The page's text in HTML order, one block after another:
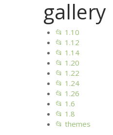
gallery
📂 1.10
📂 1.12
📂 1.14
📂 1.20
📂 1.22
📂 1.24
📂 1.26
📂 1.6
📂 1.8
📂 themes